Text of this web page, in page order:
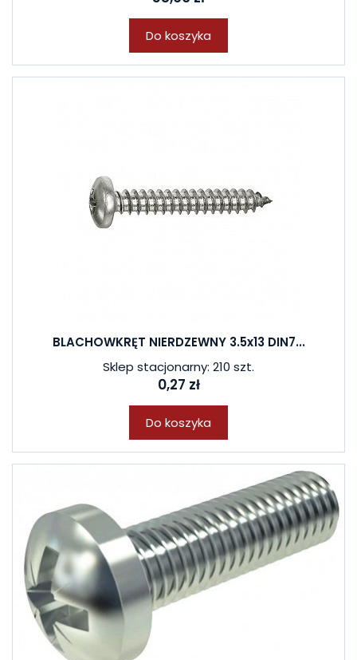
Do koszyka
BLACHOWKRĘT NIERDZEWNY 3.5x13 DIN7...
Sklep stacjonarny: 210 szt.
0,27 zł
Do koszyka